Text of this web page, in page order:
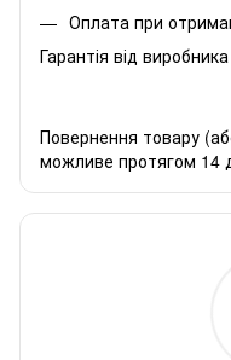
Оплата при
Гарантія від
Повернення товару
можливе протягом 14